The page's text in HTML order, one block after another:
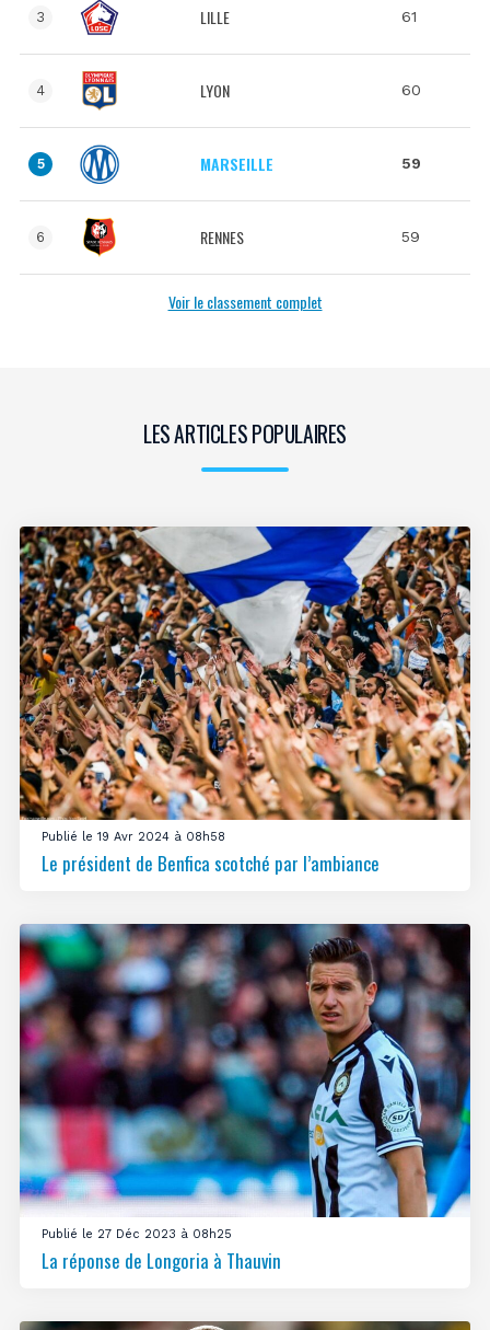
3 LILLE 61
4 LYON 60
5 MARSEILLE 59
6 RENNES 59
Voir le classement complet
LES ARTICLES POPULAIRES
Publié le 19 Avr 2024 à 08h58
Le président de Benfica scotché par l’ambiance
Publié le 27 Déc 2023 à 08h25
La réponse de Longoria à Thauvin